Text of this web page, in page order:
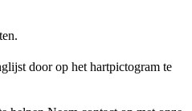
door op het hartpictogram te